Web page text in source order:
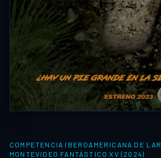
COMPETENCIA IBEROAMERICANA DE
MONTEVIDEO FANTÁSTICO XV (2024)